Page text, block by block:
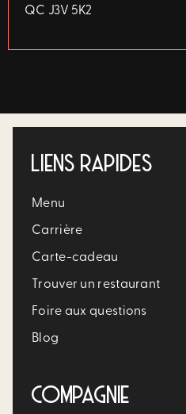
QC J3V 5K2
LIENS RAPIDES
Menu
Carrière​
Carte-cadeau
Trouver un restaurant​
Foire aux questions
Blog
COMPAGNIE